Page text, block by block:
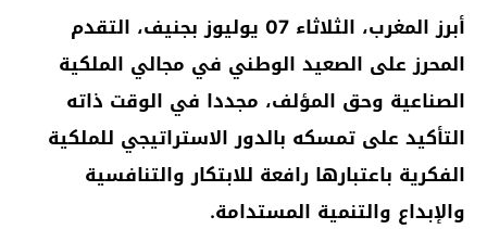
أبرز المغرب، الثلاثاء 07 يوليوز بجنيف، التقدم
المحرز على الصعيد الوطني في مجالي الملكية
الصناعية وحق المؤلف، مجددا في الوقت ذاته
التأكيد على تمسكه بالدور الاستراتيجي للملكية
الفكرية باعتبارها رافعة للابتكار والتنافسية
والإبداع والتنمية المستدامة.